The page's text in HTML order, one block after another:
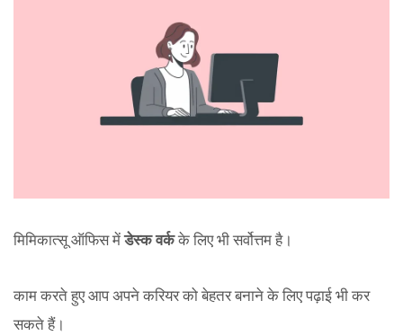
मिमिकात्सू ऑफिस मेंडेस्क वर्कके लिए भी सर्वोत्तम है।
काम करते हुए आप अपने करियर को बेहतर बनाने के लिए पढ़ाई भी कर
सकते हैं।